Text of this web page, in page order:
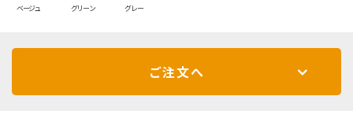
ベージュ グリーン グレー
ご注文へ